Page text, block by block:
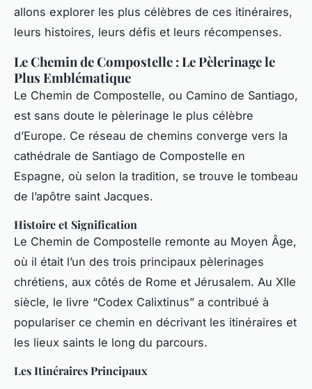
allons explorer les plus célèbres de ces itinéraires,
leurs histoires, leurs défis et leurs récompenses.
Le Chemin de Compostelle : Le Pèlerinage le
Plus Emblématique
Le Chemin de Compostelle, ou Camino de Santiago,
est sans doute le pèlerinage le plus célèbre
d’Europe. Ce réseau de chemins converge vers la
cathédrale de Santiago de Compostelle en
Espagne, où selon la tradition, se trouve le tombeau
de l’apôtre saint Jacques.
Histoire et Signification
Le Chemin de Compostelle remonte au Moyen Âge,
où il était l’un des trois principaux pèlerinages
chrétiens, aux côtés de Rome et Jérusalem. Au XIIe
siècle, le livre “Codex Calixtinus” a contribué à
populariser ce chemin en décrivant les itinéraires et
les lieux saints le long du parcours.
Les Itinéraires Principaux